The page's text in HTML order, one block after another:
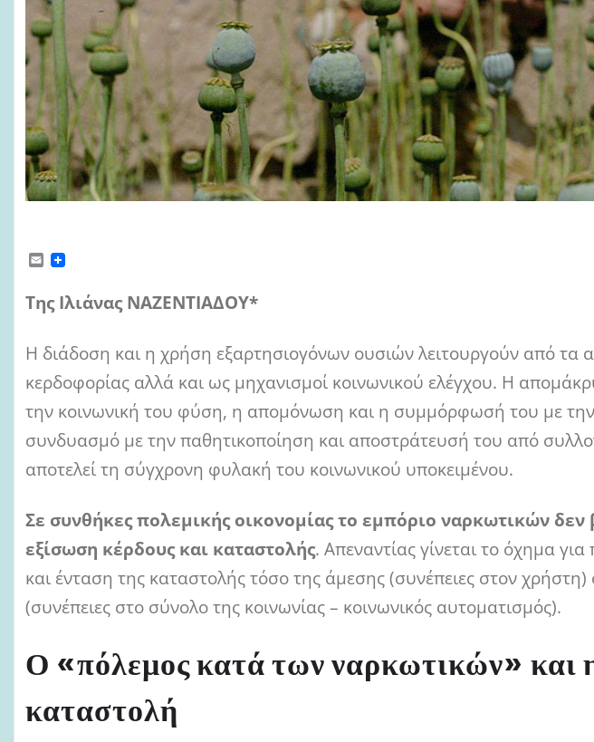
E
i
l
Της Ιλιάνας ΝΑΖΕΝΤΙΑΔΟΥ*
Η διάδοση και η χρήση εξαρτησιογόνων ουσιών λειτουργούν από τα
κερδοφορίας αλλά και ως μηχανισμοί κοινωνικού ελέγχου. Η
την κοινωνική του φύση, η απομόνωση και η συμμόρφωσή του με
συνδυασμό με την παθητικοποίηση και αποστράτευσή του από
αποτελεί τη σύγχρονη φυλακή του κοινωνικού υποκειμένου.
Σε συνθήκες πολεμικής οικονομίας το εμπόριο ναρκωτικών δεν
εξίσωση κέρδους και καταστολής. Απεναντίας γίνεται το όχημα
και ένταση της καταστολής τόσο της άμεσης (συνέπειες στον
(συνέπειες στο σύνολο της κοινωνίας – κοινωνικός αυτοματισμός).
Ο «πόλεμος κατά των ναρκωτικών» και
καταστολή